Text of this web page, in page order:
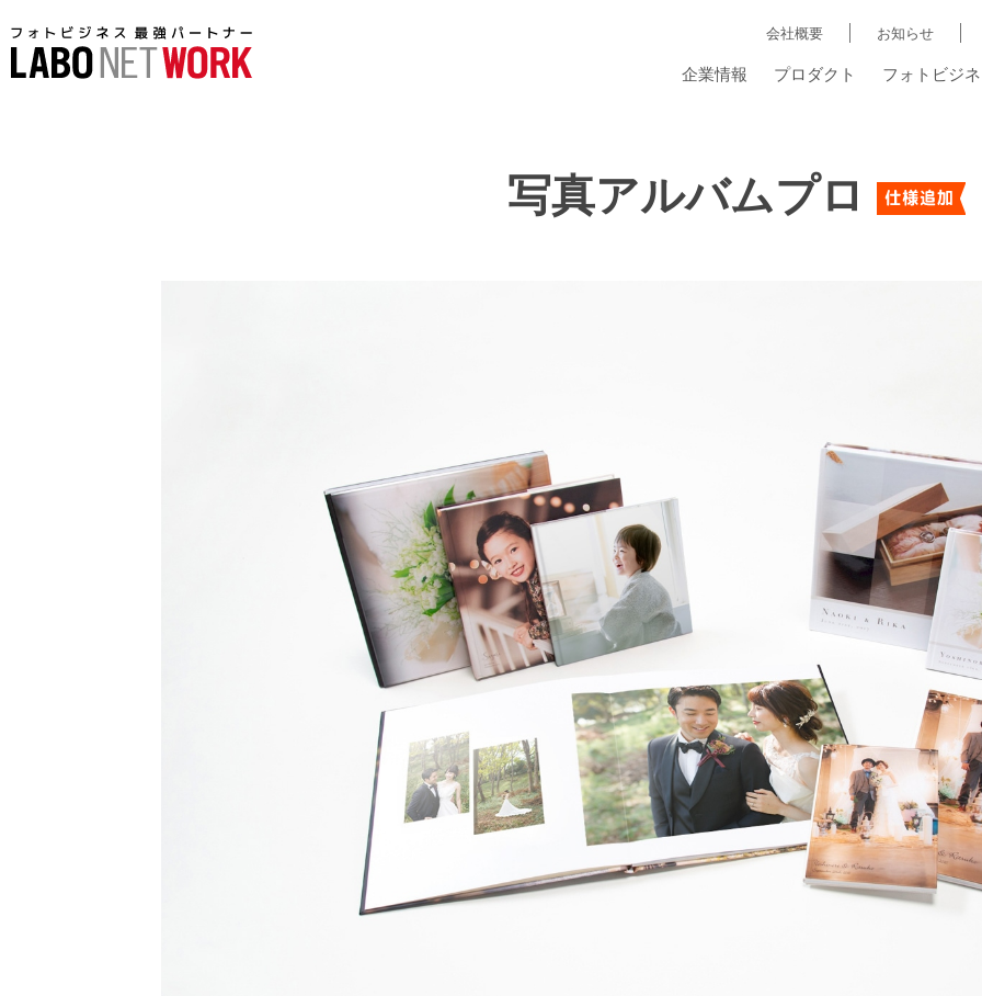
会社概要 お知らせ
企業情報 プロダクト フォトビジ
写真アルバムプロ